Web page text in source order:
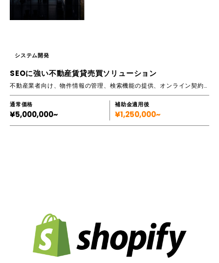
システム開発
SEOに強い不動産賃貸売買ソリューション
不動産業者向け、物件情報の管理、検索機能の提供、オンライン契約対応のプラットフォーム構築サービス
通常価格
¥5,000,000~
補助金適用後
¥1,250,000~